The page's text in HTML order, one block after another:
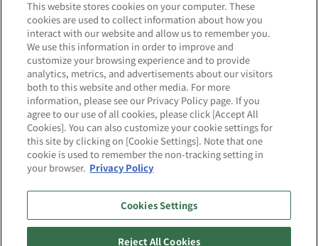
IR情報 INSIDE-B
採用情報 ニュース
サイトマップ プライバシーポリシー
このサイトについて ソーシャルメディアポリシー
This website stores cookies on your computer. These
cookies are used to collect information about how you
interact with our website and allow us to remember you.
We use this information in order to improve and
customize your browsing experience and to provide
analytics, metrics, and advertisements about our visitors
both to this website and other media. For more
information, please see our Privacy Policy page. If you
agree to our use of all cookies, please click [Accept All
Cookies]. You can also customize your cookie settings for
this site by clicking on [Cookie Settings]. Note that one
cookie is used to remember the non-tracking setting in
your browser. Privacy Policy
Cookies Settings
Reject All Cookies